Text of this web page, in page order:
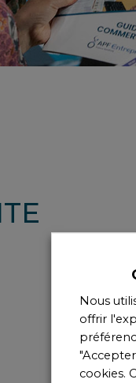
Nous
offrir
cookies.